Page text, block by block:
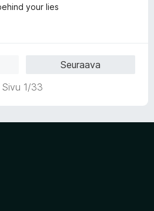
your lies
Seuraava
Sivu 1/33